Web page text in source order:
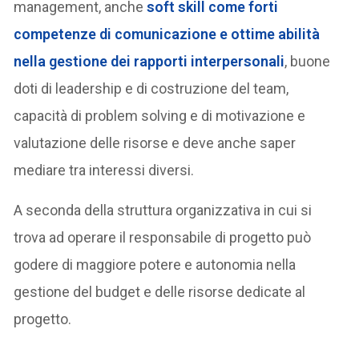
management, anche soft skill come forti
competenze di comunicazione e ottime abilità
nella gestione dei rapporti interpersonali, buone
doti di leadership e di costruzione del team,
capacità di problem solving e di motivazione e
valutazione delle risorse e deve anche saper
mediare tra interessi diversi.
A seconda della struttura organizzativa in cui si
trova ad operare il responsabile di progetto può
godere di maggiore potere e autonomia nella
gestione del budget e delle risorse dedicate al
progetto.